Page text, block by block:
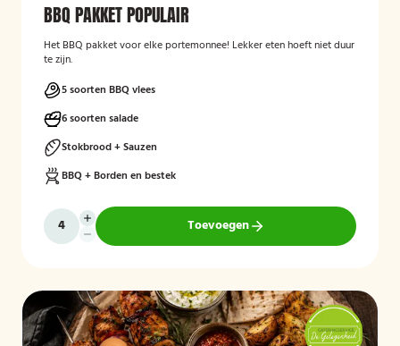
BBQ PAKKET POPULAIR
Het BBQ pakket voor elke portemonnee! Lekker eten hoeft niet duur
te zijn.
5 soorten BBQ vlees
6 soorten salade
Stokbrood + Sauzen
BBQ + Borden en bestek
Toevoegen